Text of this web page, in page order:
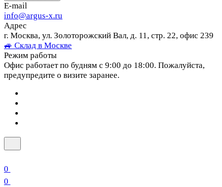
E-mail
info@argus-x.ru
Адрес
г. Москва, ул. Золоторожский Вал, д. 11, стр. 22, офис 239
🚙 Склад в Москве
Режим работы
Офис работает по будням с 9:00 до 18:00. Пожалуйста,
предупредите о визите заранее.
0
0